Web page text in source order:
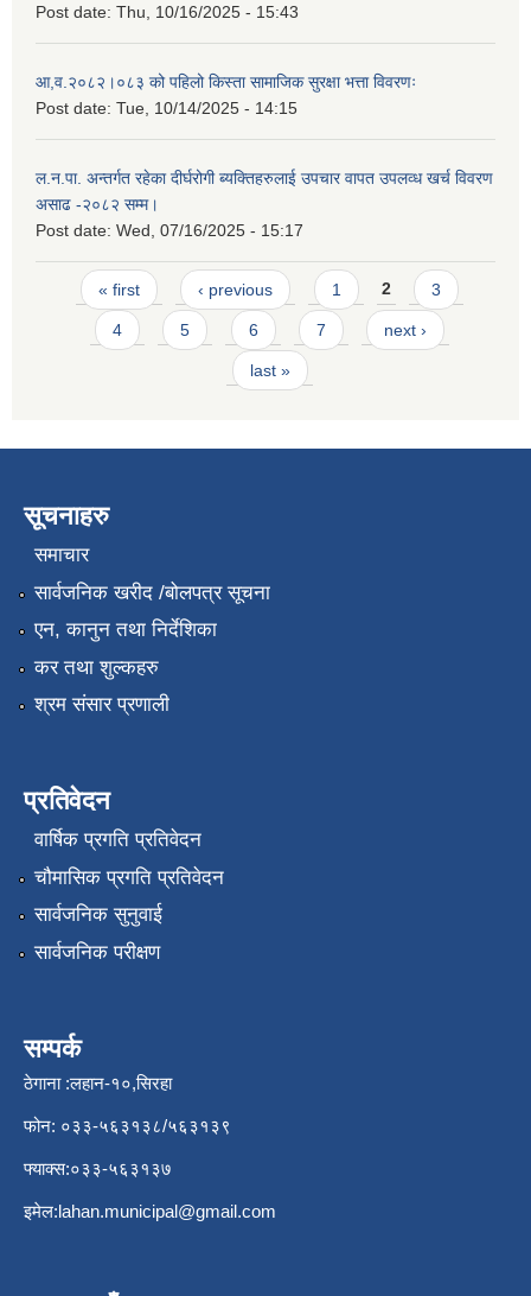
Post date: Thu, 10/16/2025 - 15:43
आ,व.२०८२।०८३ को पहिलो किस्ता सामाजिक सुरक्षा भत्ता विवरणः
Post date: Tue, 10/14/2025 - 14:15
ल.न.पा. अन्तर्गत रहेका दीर्घरोगी ब्यक्तिहरुलाई उपचार वापत उपलव्ध खर्च विवरण
असाढ -२०८२ सम्म।
Post date: Wed, 07/16/2025 - 15:17
Pages
« first ‹ previous 1 2 3
4 5 6 7 next ›
last »
सूचनाहरु
समाचार
सार्वजनिक खरीद /बोलपत्र सूचना
एन, कानुन तथा निर्देशिका
कर तथा शुल्कहरु
श्रम संसार प्रणाली
प्रतिवेदन
वार्षिक प्रगति प्रतिवेदन
चौमासिक प्रगति प्रतिवेदन
सार्वजनिक सुनुवाई
सार्वजनिक परीक्षण
सम्पर्क
ठेगाना :लहान-१०,सिरहा
फोन: ०३३-५६३१३८/५६३१३९
फ्याक्स:०३३-५६३१३७
इमेल:lahan.municipal@gmail.com